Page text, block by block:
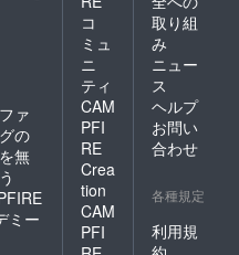
ァ
の
無
ミー
コ
ミュ
ニ
ティ
CAM
PFI
RE
Crea
tion
CAM
PFI
取り組
み
ニュー
ス
ヘルプ
お問い
合わせ
各種規定
利用規